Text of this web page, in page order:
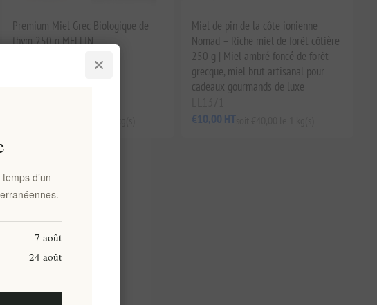
Premium Miel Grec Biologique de
thym 250 g MELLIN
Miel de pin de la côte ionienne
Nomad – Riche miel de forêt côtière
250 g | Miel ambré foncé de forêt
grecque, miel brut artisanal pour
cadeaux gourmands de luxe
€10,00 HT
d’un
7 août
24 août